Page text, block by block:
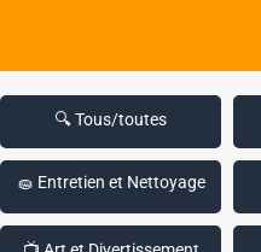
🔍 Tous/toutes
🧽 Entretien et Nettoyage